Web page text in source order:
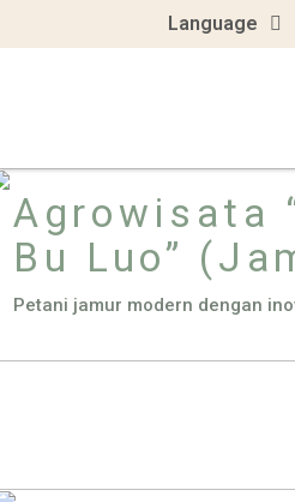
Language
Petani jamur modern dengan
Agrowisata
Bu Luo”